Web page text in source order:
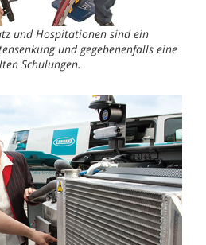
und Hospitationen sind ein
und gegebenenfalls eine
Schulungen.